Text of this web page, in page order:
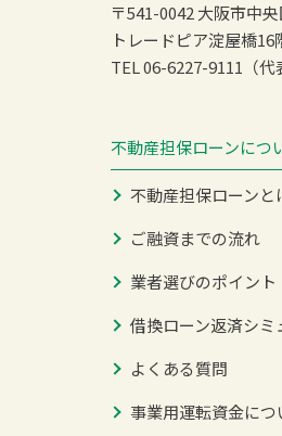
〒541-0042 大阪市中
トレードピア淀屋橋16
TEL 06-6227-9111（代
不動産担保ローンにつ
不動産担保ローンと
ご融資までの流れ
業者選びのポイント
借換ローン返済シミ
よくある質問
事業用運転資金につ